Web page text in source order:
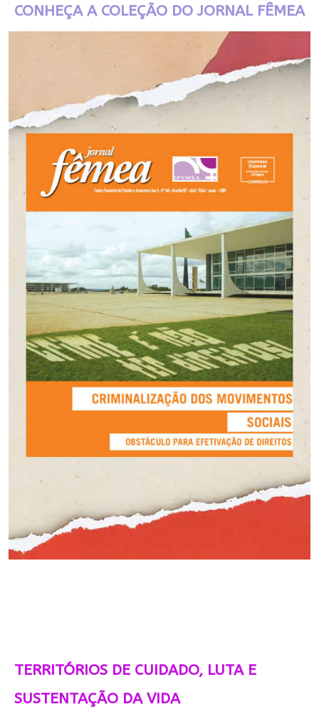
CONHEÇA A COLEÇÃO DO JORNAL FÊMEA
TERRITÓRIOS DE CUIDADO, LUTA E
SUSTENTAÇÃO DA VIDA